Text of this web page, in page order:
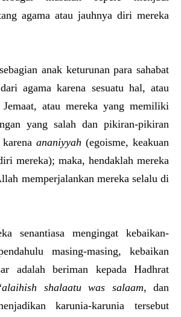
agama atau jauhnya diri mereka
anak keturunan para sahabat
agama karena sesuatu hal, atau
atau mereka yang memiliki
yang salah dan pikiran-pikiran
ananiyyah (egoisme, keakuan
mereka); maka, hendaklah mereka
memperjalankan mereka selalu di
senantiasa mengingat kebaikan-
masing-masing, kebaikan
adalah beriman kepada Hadhrat
‘alaihish shalaatu was salaam, dan
karunia-karunia tersebut